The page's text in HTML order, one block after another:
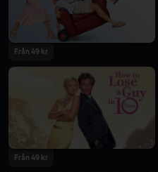
Från 49 kr
Från 49 kr